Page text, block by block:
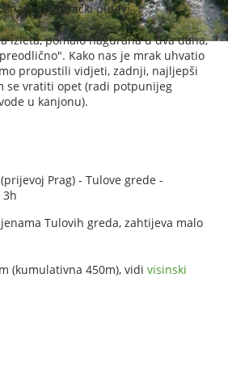
pješački putevi
izleta, pomalo nagurana u dva dana,
Kako nas je mrak uhvatio
propustili vidjeti, zadnji, najljepši
se vratiti opet (radi potpunijeg
u kanjonu).
Prag) - Tulove grede -
3h
Tulovih greda, zahtijeva malo
(kumulativna 450m), vidivisinski